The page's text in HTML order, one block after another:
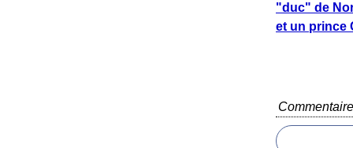
"duc" de
et un prince